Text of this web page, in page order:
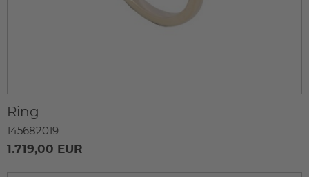
Ring
145682019
1.719,00 EUR